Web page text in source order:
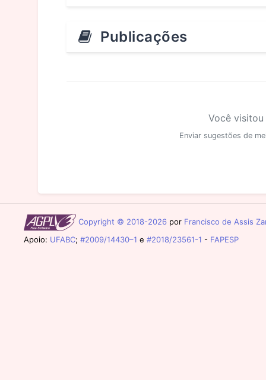
Publicações
Você
Enviar sugestões de
Copyright © 2018-2026 por Francisco de Assis
Apoio: UFABC; #2009/14430–1 e #2018/23561-1 - FAPESP